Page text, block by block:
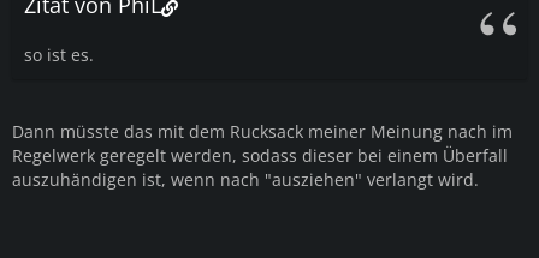
so ist es.
Dann müsste das mit dem Rucksack meiner Meinung nach im
Regelwerk geregelt werden, sodass dieser bei einem Überfall
auszuhändigen ist, wenn nach "ausziehen" verlangt wird.